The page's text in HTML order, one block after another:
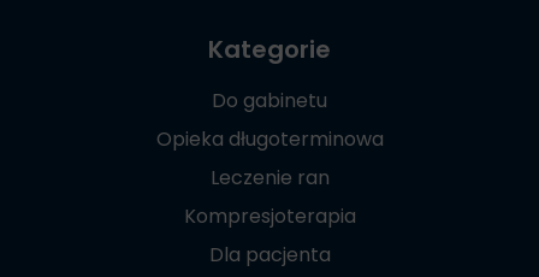
Kategorie
Do gabinetu
Opieka długoterminowa
Leczenie ran
Kompresjoterapia
Dla pacjenta